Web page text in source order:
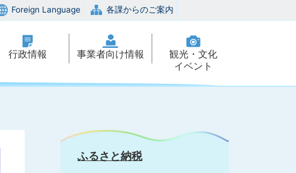
Foreign Language 各課からのご案内
行政情報 事業者向け情報
観光・文化
イベント
ふるさと納税